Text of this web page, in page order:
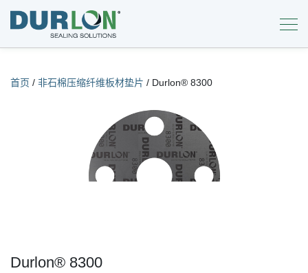
首页 / 非石棉压缩纤维板材垫片 / Durlon® 8300
Durlon® 8300